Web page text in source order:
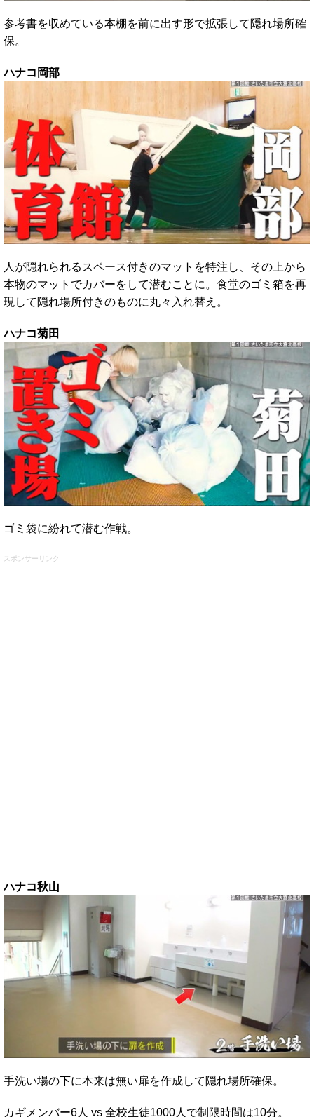
参考書を収めている本棚を前に出す形で拡張して隠れ場所確
保。
ハナコ岡部
人が隠れられるスペース付きのマットを特注し、その上から
本物のマットでカバーをして潜むことに。食堂のゴミ箱を再
現して隠れ場所付きのものに丸々入れ替え。
ハナコ菊田
ゴミ袋に紛れて潜む作戦。
スポンサーリンク
ハナコ秋山
手洗い場の下に本来は無い扉を作成して隠れ場所確保。
カギメンバー6人 vs 全校生徒1000人で制限時間は10分。